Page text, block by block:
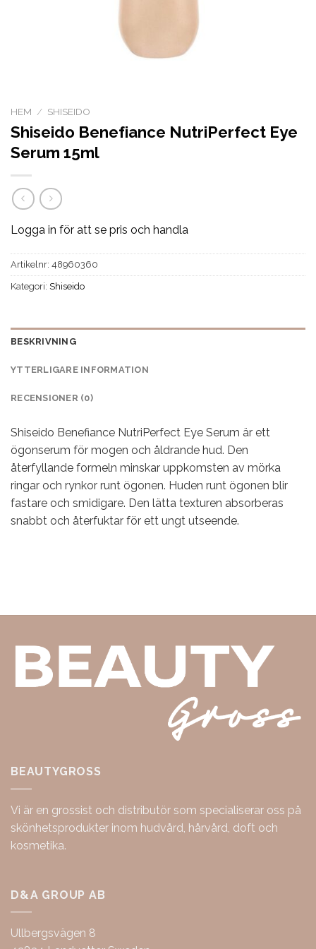
HEM / SHISEIDO
Shiseido Benefiance NutriPerfect Eye
Serum 15ml
Logga in för att se pris och handla
Artikelnr: 48960360
Kategori: Shiseido
BESKRIVNING
YTTERLIGARE INFORMATION
RECENSIONER (0)
Shiseido Benefiance NutriPerfect Eye Serum är ett
ögonserum för mogen och åldrande hud. Den
återfyllande formeln minskar uppkomsten av mörka
ringar och rynkor runt ögonen. Huden runt ögonen blir
fastare och smidigare. Den lätta texturen absorberas
snabbt och återfuktar för ett ungt utseende.
BEAUTYGROSS
Vi är en grossist och distributör som specialiserar oss på
skönhetsprodukter inom hudvård, hårvård, doft och
kosmetika.
D&A GROUP AB
Ullbergsvägen 8